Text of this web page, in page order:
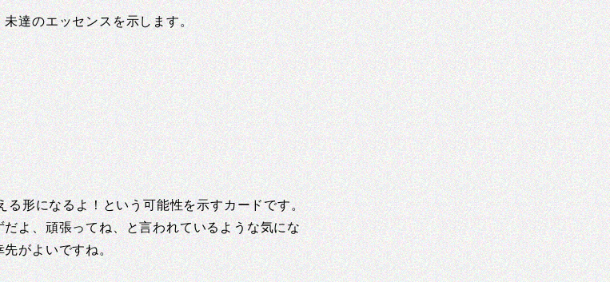
達のエッセンスを示します。
形になるよ！という可能性を示すカードです。
よ、頑張ってね、と言われているような気にな
がよいですね。